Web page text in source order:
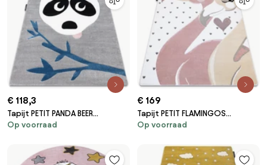
€ 118,3
Tapijt PETIT PANDA BEER
grijskleuring
Op voorraad
€ 169
Tapijt PETIT FLAMINGOS
Flamingo's HARTJES crème
Op voorraad